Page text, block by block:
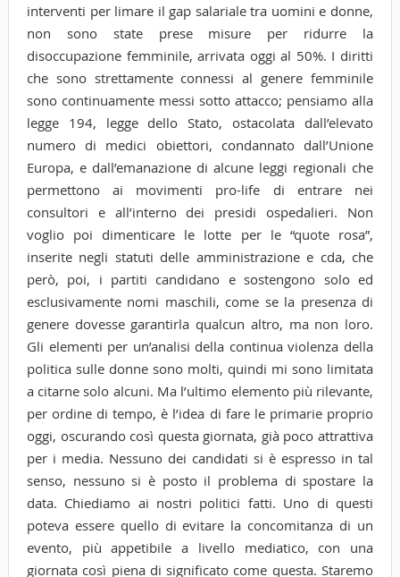
interventi per limare il gap salariale tra uomini e donne,
non sono state prese misure per ridurre la
disoccupazione femminile, arrivata oggi al 50%. I diritti
che sono strettamente connessi al genere femminile
sono continuamente messi sotto attacco; pensiamo alla
legge 194, legge dello Stato, ostacolata dall’elevato
numero di medici obiettori, condannato dall’Unione
Europa, e dall’emanazione di alcune leggi regionali che
permettono ai movimenti pro-life di entrare nei
consultori e all’interno dei presidi ospedalieri. Non
voglio poi dimenticare le lotte per le “quote rosa”,
inserite negli statuti delle amministrazione e cda, che
però, poi, i partiti candidano e sostengono solo ed
esclusivamente nomi maschili, come se la presenza di
genere dovesse garantirla qualcun altro, ma non loro.
Gli elementi per un’analisi della continua violenza della
politica sulle donne sono molti, quindi mi sono limitata
a citarne solo alcuni. Ma l’ultimo elemento più rilevante,
per ordine di tempo, è l’idea di fare le primarie proprio
oggi, oscurando così questa giornata, già poco attrattiva
per i media. Nessuno dei candidati si è espresso in tal
senso, nessuno si è posto il problema di spostare la
data. Chiediamo ai nostri politici fatti. Uno di questi
poteva essere quello di evitare la concomitanza di un
evento, più appetibile a livello mediatico, con una
giornata così piena di significato come questa. Staremo